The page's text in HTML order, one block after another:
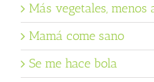
Más vegetales, menos
Mamá come sano
Se me hace bola